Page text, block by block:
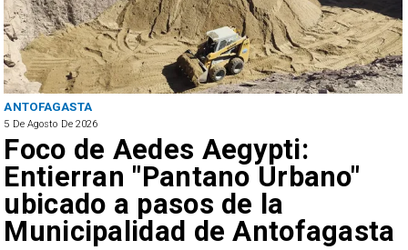
ANTOFAGASTA
5 De Agosto De 2026
Foco de Aedes Aegypti:
Entierran "Pantano Urbano"
ubicado a pasos de la
Municipalidad de Antofagasta